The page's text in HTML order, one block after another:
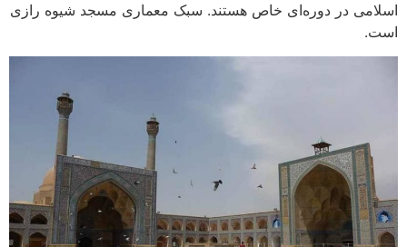
اسلامی در دوره‌ای خاص هستند. سبک معماری مسجد شیوه رازی
است.